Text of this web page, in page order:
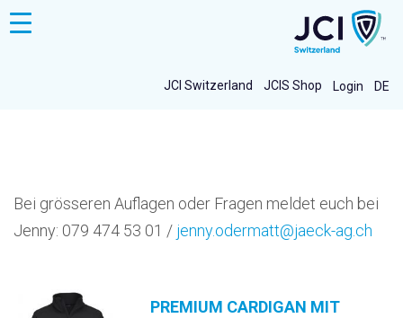
DE
Login
JCIS Shop
JCI Switzerland
Toggle
Bei grösseren Auflagen oder Fragen meldet euch bei
Jenny: 079 474 53 01 / jenny.odermatt@jaeck-ag.ch
PREMIUM CARDIGAN MIT